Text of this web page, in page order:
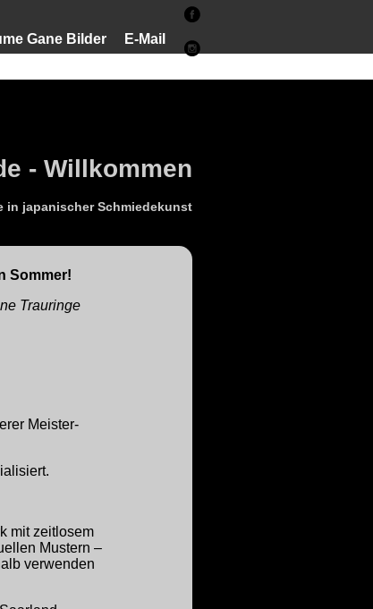
Gane Bilder E-Mail
- Willkommen
in japanischer Schmiedekunst
Sommer!
Trauringe
Meister-
mit zeitlosem
Mustern –
verwenden